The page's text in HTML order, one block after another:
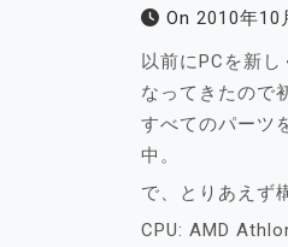
On 2010年10
以前にPCを新
なってきたので
すべてのパーツ
中。
で、とりあえず
CPU: AMD